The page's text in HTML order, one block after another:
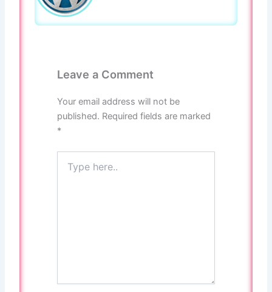
Leave a Comment
Your email address will not be
published. Required fields are marked
*
here..